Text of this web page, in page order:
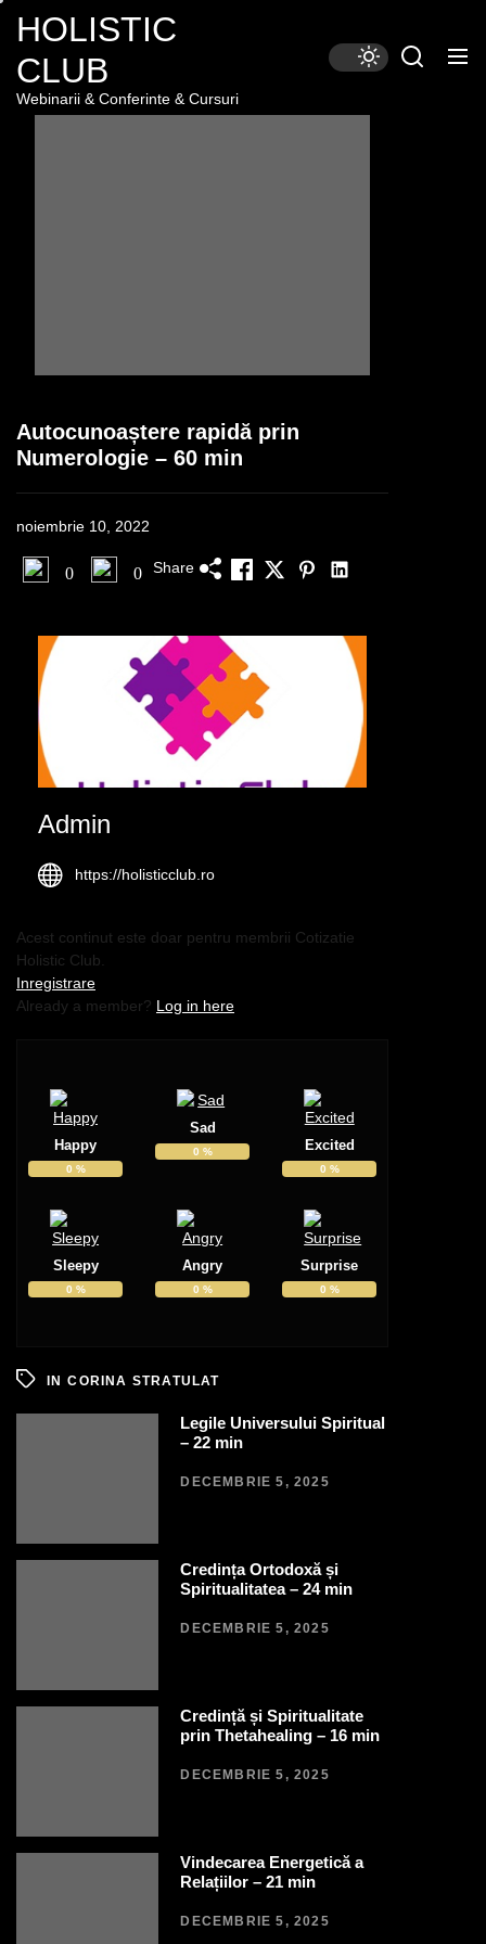
the
content
HOLISTIC
CLUB
Webinarii & Conferinte & Cursuri
Autocunoaștere rapidă prin
Numerologie – 60 min
noiembrie 10, 2022
0 0 Share
Admin
https://holisticclub.ro
Acest continut este doar pentru membrii Cotizatie
Holistic Club.
Inregistrare
Already a member? Log in here
Happy
0 %
Sad
0 % Excited
0 %
Sleepy
0 %
Angry
0 %
Surprise
0 %
IN CORINA STRATULAT
Legile Universului Spiritual
– 22 min
DECEMBRIE 5, 2025
Credința Ortodoxă și
Spiritualitatea – 24 min
DECEMBRIE 5, 2025
Credință și Spiritualitate
prin Thetahealing – 16 min
DECEMBRIE 5, 2025
Vindecarea Energetică a
Relațiilor – 21 min
DECEMBRIE 5, 2025